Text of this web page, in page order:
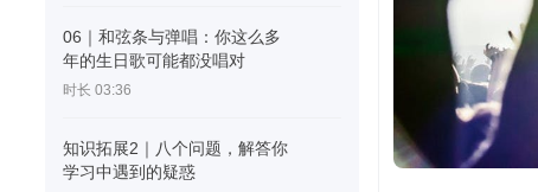
06｜和弦条与弹唱：你这么多
年的生日歌可能都没唱对
时长 03:36
知识拓展2｜八个问题，解答你
学习中遇到的疑惑